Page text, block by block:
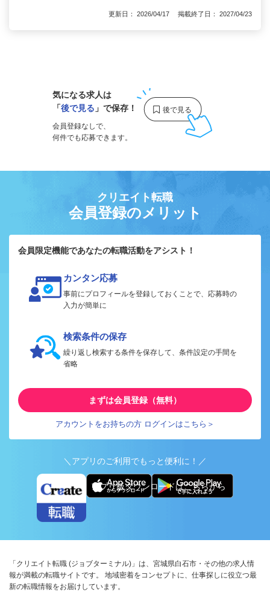
更新日： 2026/04/17 掲載終了日： 2027/04/23
気になる求人は
「後で見る 」で保存！
会員登録なしで、
何件でも応募できます。
クリエイト転職
会員登録のメリット
会員限定機能であなたの転職活動をアシスト！
カンタン応募
事前にプロフィールを登録しておくことで、応募時の
入力が簡単に
検索条件の保存
繰り返し検索する条件を保存して、条件設定の手間を
省略
まずは会員登録（無料）
アカウントをお持ちの方 ログインはこちら＞
＼アプリのご利用でもっと便利に！／
アプリ版ダウンロードはこちらから
「クリエイト転職 (ジョブターミナル)」は、宮城県白石市・その他の求人情
報が満載の転職サイトです。 地域密着をコンセプトに、仕事探しに役立つ最
新の転職情報をお届けしています。